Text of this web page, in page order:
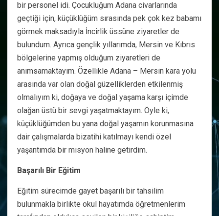
bir personel idi. Çocukluğum Adana civarlarında
geçtiği için, küçüklüğüm sırasında pek çok kez babamı
görmek maksadıyla İncirlik üssüne ziyaretler de
bulundum. Ayrıca gençlik yıllarımda, Mersin ve Kıbrıs
bölgelerine yapmış olduğum ziyaretleri de
anımsamaktayım. Özellikle Adana – Mersin kara yolu
arasında var olan doğal güzelliklerden etkilenmiş
olmalıyım ki, doğaya ve doğal yaşama karşı içimde
olağan üstü bir sevgi yaşatmaktayım. Öyle ki,
küçüklüğümden bu yana doğal yaşamın korunmasına
dair çalışmalarda bizatihi katılmayı kendi özel
yaşantımda bir misyon haline getirdim.
Başarılı Bir Eğitim
Eğitim sürecimde gayet başarılı bir tahsilim
bulunmakla birlikte okul hayatımda öğretmenlerim